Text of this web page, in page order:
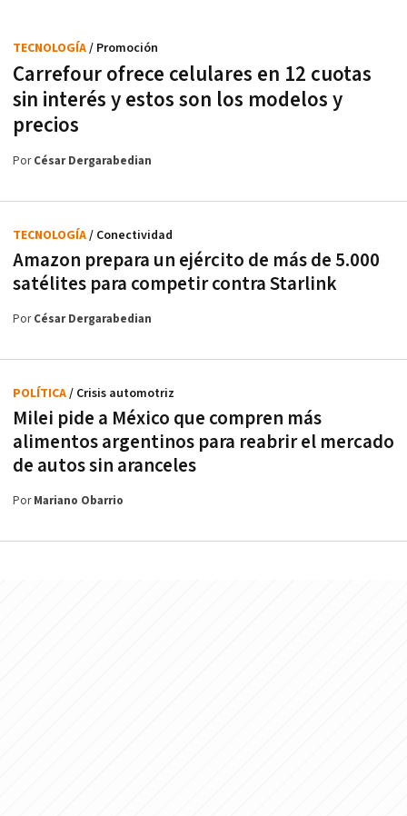
Carrefour ofrece celulares en 12 cuotas
sin interés y estos son los modelos y
precios
TECNOLOGÍA/ Promoción
PorCésar Dergarabedian
Amazon prepara un ejército de más de 5.000
satélites para competir contra Starlink
TECNOLOGÍA/ Conectividad
PorCésar Dergarabedian
Milei pide a México que compren más
alimentos argentinos para reabrir el mercado
de autos sin aranceles
POLÍTICA/ Crisis automotriz
PorMariano Obarrio